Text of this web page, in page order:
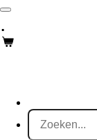
Ga
naar
de
.